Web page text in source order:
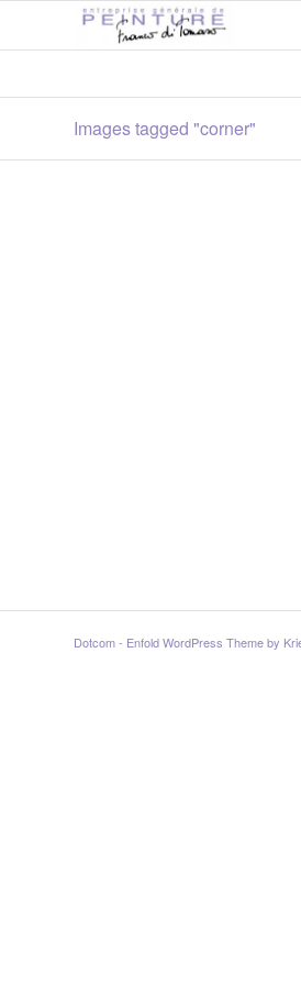
Images tagged "corner"
Dotcom - Enfold WordPress Theme by